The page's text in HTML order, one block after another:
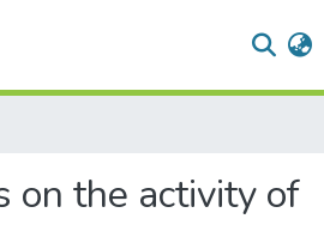
on the activity of